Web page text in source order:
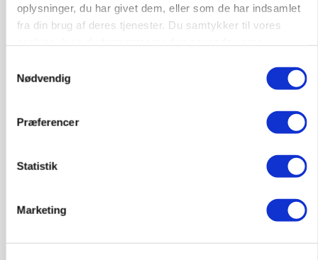
oplysninger, du har givet dem, eller som de har indsamlet
fra din brug af deres tjenester. Du samtykker til vores
Nødvendig
Præferencer
Statistik
Marketing
konkurrence- og produktionsvilkår